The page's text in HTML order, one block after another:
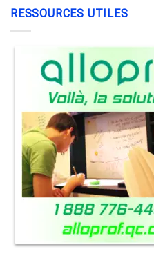
RESSOURCES UTILES